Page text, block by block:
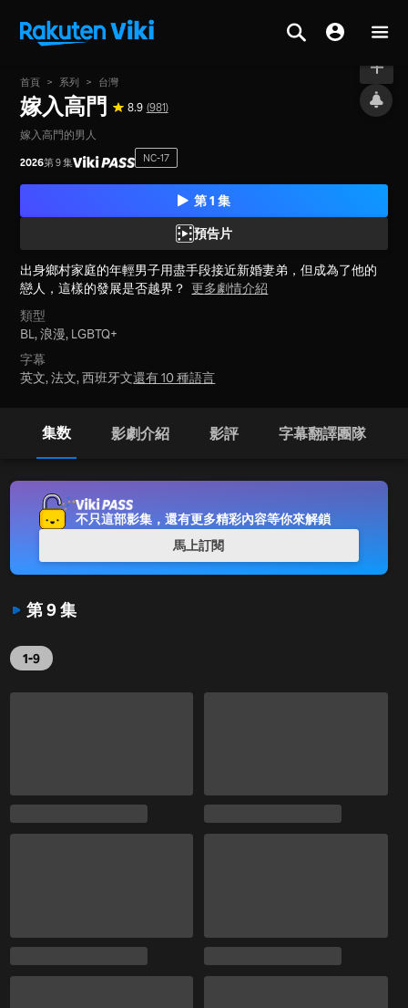
現正熱映中
首頁 > 系列 > 台灣
嫁入高門 8.9 (981)
嫁入高門的男人
2026第 9 集 NC-17
第 1 集
預告片
出身鄉村家庭的年輕男子用盡手段接近新婚妻弟，但成為了他的
戀人，這樣的發展是否越界？ 更多劇情介紹
類型
BL,浪漫, LGBTQ+
字幕
英文, 法文, 西班牙文還有 10 種語言
集数 影劇介紹 影評 字幕翻譯團隊
第 9 集
1-9
不只這部影集，還有更多精彩內容等你來解鎖
馬上訂閱